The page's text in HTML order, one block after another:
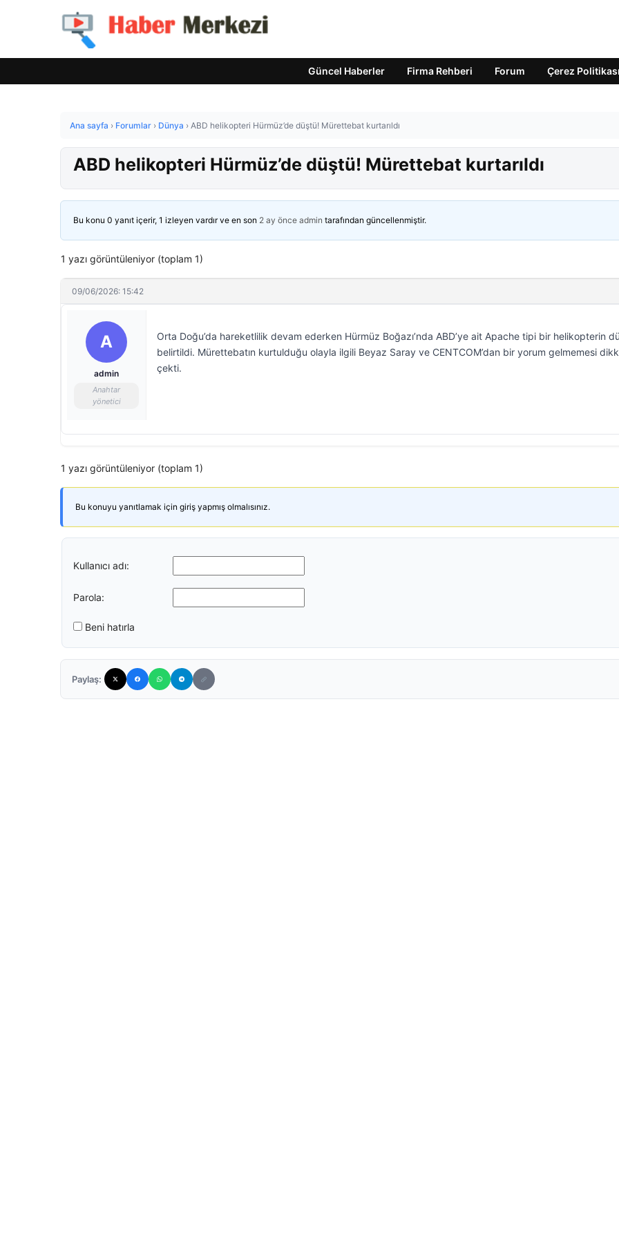
Güncel Haberler Firma Rehberi Forum Çerez Politikası
Ana sayfa › Forumlar › Dünya › ABD helikopteri Hürmüz’de düştü! Mürettebat kurtarıldı
ABD helikopteri Hürmüz’de düştü! Mürettebat kurtarıldı
Bu konu 0 yanıt içerir, 1 izleyen vardır ve en son 2 ay önce admin tarafından güncellenmiştir.
1 yazı görüntüleniyor (toplam 1)
09/06/2026: 15:42
A
admin
Anahtar
yönetici
Orta Doğu’da hareketlilik devam ederken Hürmüz Boğazı’nda ABD’ye ait Apache tipi bir helikopterin
belirtildi. Mürettebatın kurtulduğu olayla ilgili Beyaz Saray ve CENTCOM’dan bir yorum gelmemesi
çekti.
1 yazı görüntüleniyor (toplam 1)
Bu konuyu yanıtlamak için giriş yapmış olmalısınız.
Kullanıcı adı:
Parola:
Beni hatırla
Paylaş: